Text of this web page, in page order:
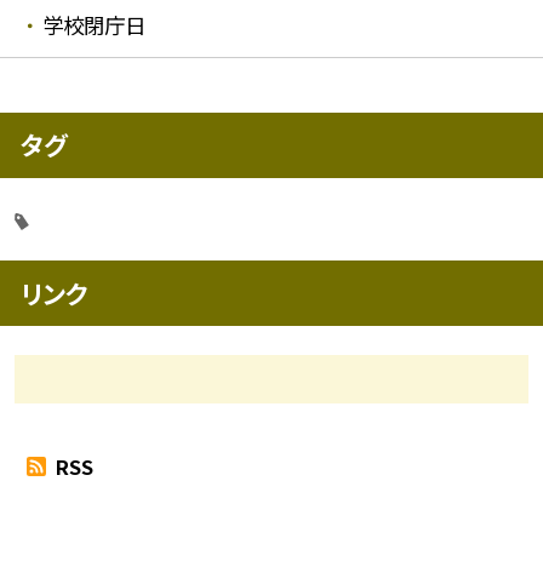
学校閉庁日
タグ
リンク
RSS